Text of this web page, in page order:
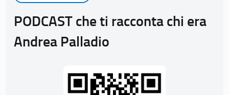
PODCAST che ti racconta chi era
Andrea Palladio